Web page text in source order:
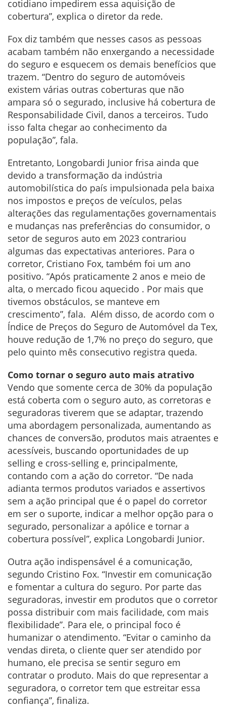
cotidiano impedirem essa aquisição de
cobertura”, explica o diretor da rede.
Fox diz também que nesses casos as pessoas
acabam também não enxergando a necessidade
do seguro e esquecem os demais benefícios que
trazem. “Dentro do seguro de automóveis
existem várias outras coberturas que não
ampara só o segurado, inclusive há cobertura de
Responsabilidade Civil, danos a terceiros. Tudo
isso falta chegar ao conhecimento da
população”, fala.
Entretanto, Longobardi Junior frisa ainda que
devido a transformação da indústria
automobilística do país impulsionada pela baixa
nos impostos e preços de veículos, pelas
alterações das regulamentações governamentais
e mudanças nas preferências do consumidor, o
setor de seguros auto em 2023 contrariou
algumas das expectativas anteriores. Para o
corretor, Cristiano Fox, também foi um ano
positivo. “Após praticamente 2 anos e meio de
alta, o mercado ficou aquecido . Por mais que
tivemos obstáculos, se manteve em
crescimento”, fala. Além disso, de acordo com o
Índice de Preços do Seguro de Automóvel da Tex,
houve redução de 1,7% no preço do seguro, que
pelo quinto mês consecutivo registra queda.
Como tornar o seguro auto mais atrativo
Vendo que somente cerca de 30% da população
está coberta com o seguro auto, as corretoras e
seguradoras tiverem que se adaptar, trazendo
uma abordagem personalizada, aumentando as
chances de conversão, produtos mais atraentes e
acessíveis, buscando oportunidades de up
selling e cross-selling e, principalmente,
contando com a ação do corretor. “De nada
adianta termos produtos variados e assertivos
sem a ação principal que é o papel do corretor
em ser o suporte, indicar a melhor opção para o
segurado, personalizar a apólice e tornar a
cobertura possível”, explica Longobardi Junior.
Outra ação indispensável é a comunicação,
segundo Cristino Fox. “Investir em comunicação
e fomentar a cultura do seguro. Por parte das
seguradoras, investir em produtos que o corretor
possa distribuir com mais facilidade, com mais
flexibilidade”. Para ele, o principal foco é
humanizar o atendimento. “Evitar o caminho da
vendas direta, o cliente quer ser atendido por
humano, ele precisa se sentir seguro em
contratar o produto. Mais do que representar a
seguradora, o corretor tem que estreitar essa
confiança”, finaliza.